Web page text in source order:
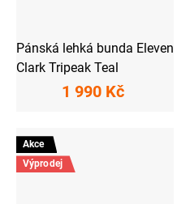
Pánská lehká bunda Eleven
Clark Tripeak Teal
1 990 Kč
Akce
Výprodej